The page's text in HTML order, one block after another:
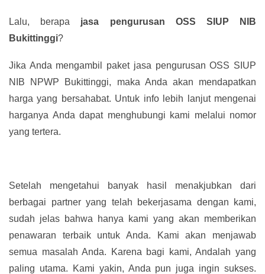
Lalu, berapa jasa pengurusan OSS SIUP NIB
Bukittinggi?
Jika Anda mengambil paket jasa pengurusan OSS SIUP
NIB NPWP Bukittinggi, maka Anda akan mendapatkan
harga yang bersahabat. Untuk info lebih lanjut mengenai
harganya Anda dapat menghubungi kami melalui nomor
yang tertera.
Setelah mengetahui banyak hasil menakjubkan dari
berbagai partner yang telah bekerjasama dengan kami,
sudah jelas bahwa hanya kami yang akan memberikan
penawaran terbaik untuk Anda. Kami akan menjawab
semua masalah Anda. Karena bagi kami, Andalah yang
paling utama. Kami yakin, Anda pun juga ingin sukses.